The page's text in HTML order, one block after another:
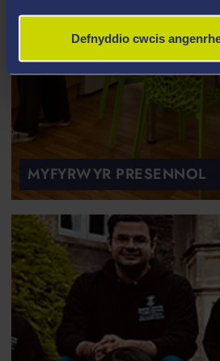
Defnyddio cwcis
MYFYRWYR PRESENNOL